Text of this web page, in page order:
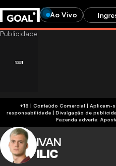
Ao Vivo
+18 | Conteúdo Comercial | Aplicam-se termos e condições | Jogue com
responsabilidade| Divulgação de
Fazenda adverte:
IVAN
ILIC